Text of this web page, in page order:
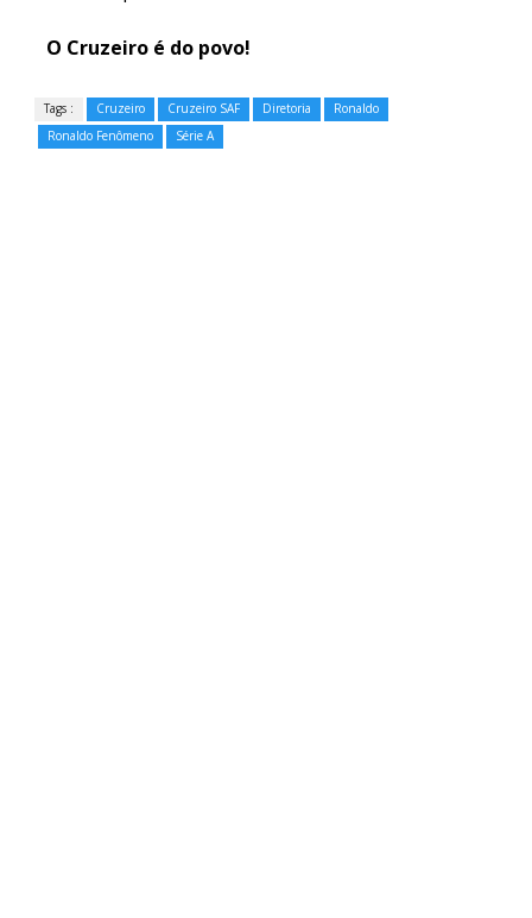
O Cruzeiro é do povo!
Tags : Cruzeiro Cruzeiro SAF Diretoria
Ronaldo
Ronaldo Fenômeno
Série A